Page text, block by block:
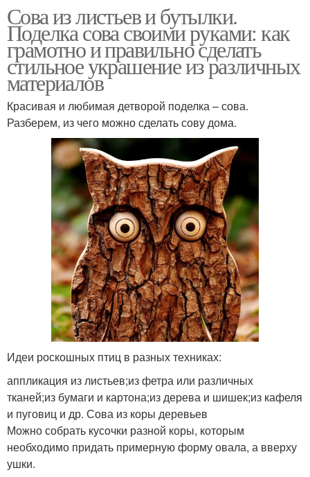
Сова из листьев и бутылки.
Поделка сова своими руками: как
грамотно и правильно сделать
стильное украшение из различных
материалов
Красивая и любимая детворой поделка – сова.
Разберем, из чего можно сделать сову дома.
Идеи роскошных птиц в разных техниках:
аппликация из листьев;из фетра или различных
тканей;из бумаги и картона;из дерева и шишек;из кафеля
и пуговиц и др. Сова из коры деревьев
Можно собрать кусочки разной коры, которым
необходимо придать примерную форму овала, а вверху
ушки.